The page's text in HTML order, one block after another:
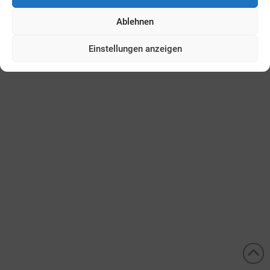
Ablehnen
Einstellungen anzeigen